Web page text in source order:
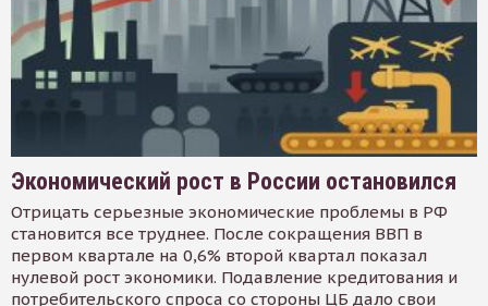
Экономический рост в России остановился
Отрицать серьезные экономические проблемы в РФ
становится все труднее. После сокращения ВВП в
первом квартале на 0,6% второй квартал показал
нулевой рост экономики. Подавление кредитования и
потребительского спроса со стороны ЦБ дало свои